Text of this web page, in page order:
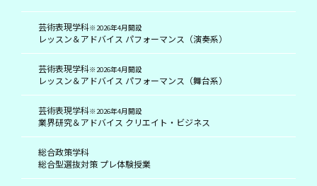
芸術表現学科※2026年4月開設
レッスン＆アドバイス パフォーマンス（演奏系）
芸術表現学科※2026年4月開設
レッスン＆アドバイス パフォーマンス（舞台系）
芸術表現学科※2026年4月開設
業界研究＆アドバイス クリエイト・ビジネス
総合政策学科
総合型選抜対策 プレ体験授業